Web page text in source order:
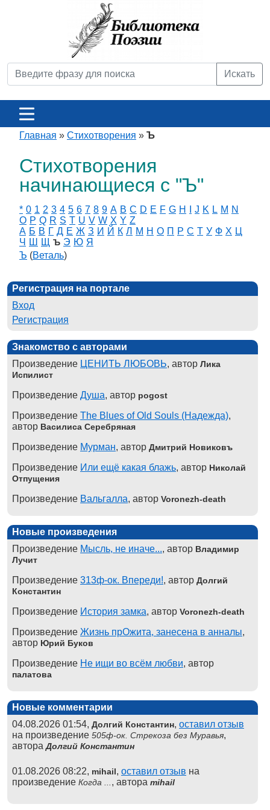
Искать
Главная » Стихотворения » Ъ
Стихотворения
начинающиеся с "Ъ"
* 0 1 2 3 4 5 6 7 8 9 A B C D E F G H J K L M N
O P Q R S T U V W X Y Z
А Б В Г Д Е Ж З И Й К Л М Н О П Р С Т У Ф Х Ц
Ч
Ш Щ Ъ Э Ю Я
Ъ (Веталь)
Регистрация на портале
Вход
Регистрация
Знакомство с авторами
Произведение ЦЕНИТЬ ЛЮБОВЬ, автор Лика
Испилист
Произведение Душа, автор pogost
Произведение The Blues of Old Souls (Надежда),
автор Василиса Серебряная
Произведение Мурман, автор Дмитрий Новиковъ
Произведение Или ещё какая блажь, автор Николай
Отпущения
Произведение Вальгалла, автор Voronezh-death
Новые произведения
Произведение Мысль, не иначе..., автор Владимир
Лучит
Произведение 313ф-ок. Впереди!, автор Долгий
Константин
Произведение История замка, автор Voronezh-death
Произведение Жизнь прОжита, занесена в анналы,
автор Юрий Буков
Произведение Не ищи во всём любви, автор
палатова
Новые комментарии
04.08.2026 01:54, Долгий Константин, оставил отзыв
на произведение 505ф-ок. Стрекоза без Муравья,
автораДолгий Константин
01.08.2026 08:22, mihail, оставил отзыв на
произведение Когда ... , автора mihail